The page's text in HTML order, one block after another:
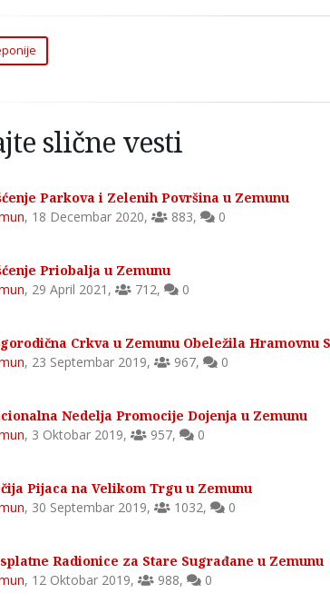
slične vesti
Parkova i Zelenih Površina u Zemunu
, 18 Decembar 2020, 883, 0
Priobalja u Zemunu
, 29 April 2021 , 712, 0
Crkva u Zemunu Obeležila Hramovnu
, 23 Septembar 2019, 967, 0
Nedelja Promocije Dojenja u Zemunu
, 3 Oktobar 2019, 957, 0
Pijaca na Velikom Trgu u Zemunu
, 30 Septembar 2019, 1032, 0
Radionice za Stare Sugrađane u Zemunu
, 12 Oktobar 2019, 988, 0